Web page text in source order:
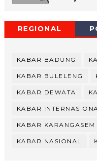
REGIONAL
KABAR BADUNG
KABAR BULELENG
KABAR DEWATA
KABAR
KABAR KARANGASEM
KABAR NASIONAL